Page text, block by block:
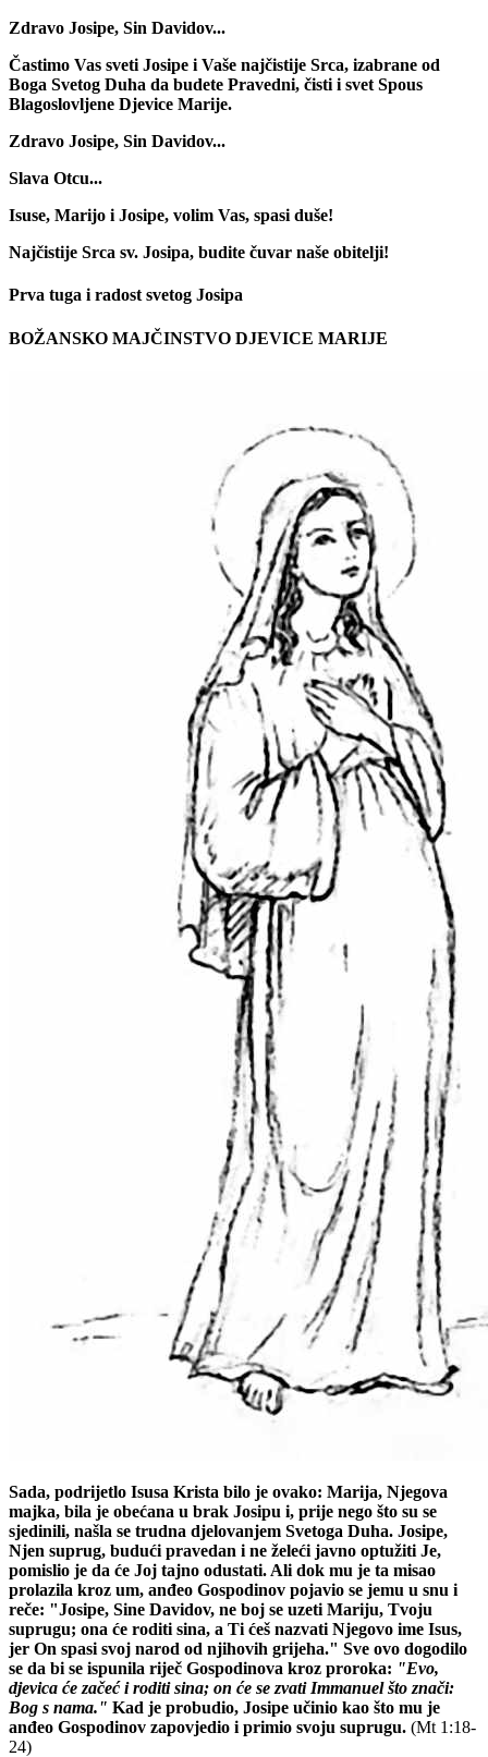
Zdravo Josipe, Sin Davidov...
Častimo Vas sveti Josipe i Vaše najčistije Srca, izabrane od
Boga Svetog Duha da budete Pravedni, čisti i svet Spous
Blagoslovljene Djevice Marije.
Zdravo Josipe, Sin Davidov...
Slava Otcu...
Isuse, Marijo i Josipe, volim Vas, spasi duše!
Najčistije Srca sv. Josipa, budite čuvar naše obitelji!
Prva tuga i radost svetog Josipa
BOŽANSKO MAJČINSTVO DJEVICE MARIJE
Sada, podrijetlo Isusa Krista bilo je ovako: Marija, Njegova
majka, bila je obećana u brak Josipu i, prije nego što su se
sjedinili, našla se trudna djelovanjem Svetoga Duha. Josipe,
Njen suprug, budući pravedan i ne želeći javno optužiti Je,
pomislio je da će Joj tajno odustati. Ali dok mu je ta misao
prolazila kroz um, anđeo Gospodinov pojavio se jemu u snu i
reče: "Josipe, Sine Davidov, ne boj se uzeti Mariju, Tvoju
suprugu; ona će roditi sina, a Ti ćeš nazvati Njegovo ime Isus,
jer On spasi svoj narod od njihovih grijeha." Sve ovo dogodilo
se da bi se ispunila riječ Gospodinova kroz proroka: "Evo,
djevica će začeć i roditi sina; on će se zvati Immanuel što znači:
Bog s nama." Kad je probudio, Josipe učinio kao što mu je
anđeo Gospodinov zapovjedio i primio svoju suprugu. (Mt 1:18-
24)